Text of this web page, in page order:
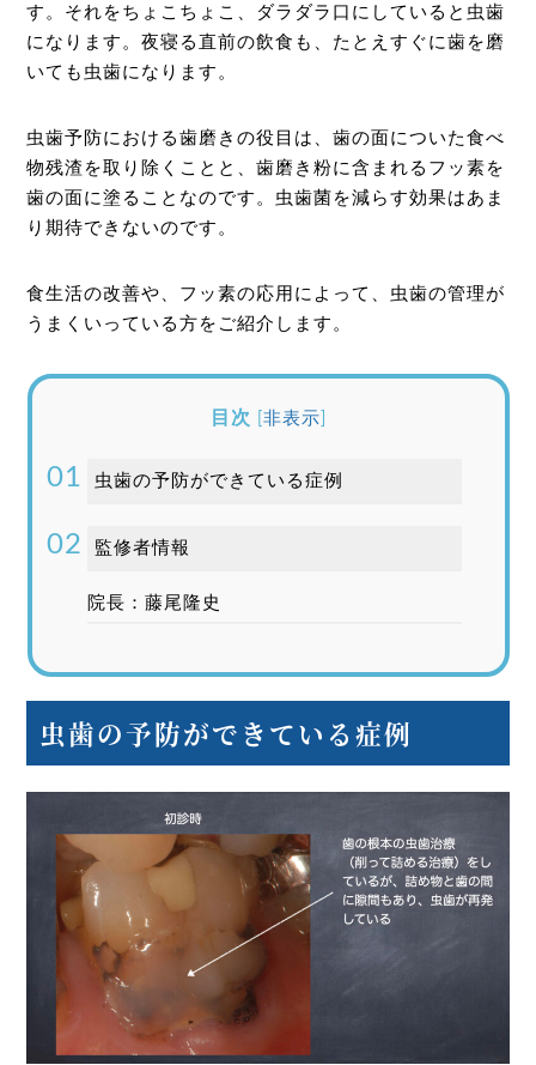
す。それをちょこちょこ、ダラダラ口にしていると虫歯
になります。夜寝る直前の飲食も、たとえすぐに歯を磨
いても虫歯になります。
虫歯予防における歯磨きの役目は、歯の面についた食べ
物残渣を取り除くことと、歯磨き粉に含まれるフッ素を
歯の面に塗ることなのです。虫歯菌を減らす効果はあま
り期待できないのです。
食生活の改善や、フッ素の応用によって、虫歯の管理が
うまくいっている方をご紹介します。
目次 非表示
虫歯の予防ができている症例
監修者情報
院長：藤尾隆史
虫歯の予防ができている症例